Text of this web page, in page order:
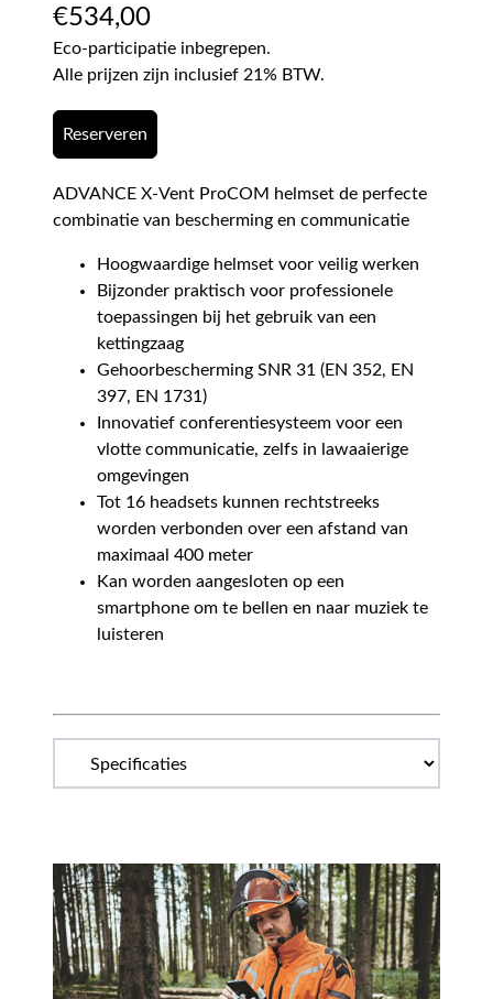
€534,00
Eco-participatie inbegrepen.
Alle prijzen zijn inclusief 21% BTW.
Reserveren
ADVANCE X-Vent ProCOM helmset de perfecte
combinatie van bescherming en communicatie
Hoogwaardige helmset voor veilig werken
Bijzonder praktisch voor professionele
toepassingen bij het gebruik van een
kettingzaag
Gehoorbescherming SNR 31 (EN 352, EN
397, EN 1731)
Innovatief conferentiesysteem voor een
vlotte communicatie, zelfs in lawaaierige
omgevingen
Tot 16 headsets kunnen rechtstreeks
worden verbonden over een afstand van
maximaal 400 meter
Kan worden aangesloten op een
smartphone om te bellen en naar muziek te
luisteren